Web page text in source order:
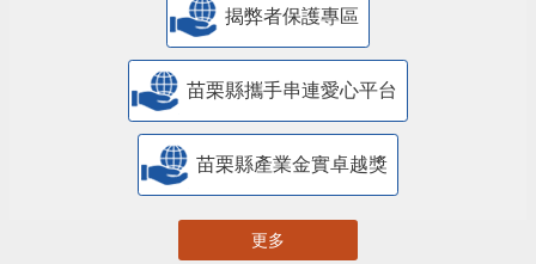
揭弊者保護專區
苗栗縣攜手串連愛心平台
苗栗縣產業金實卓越獎
更多